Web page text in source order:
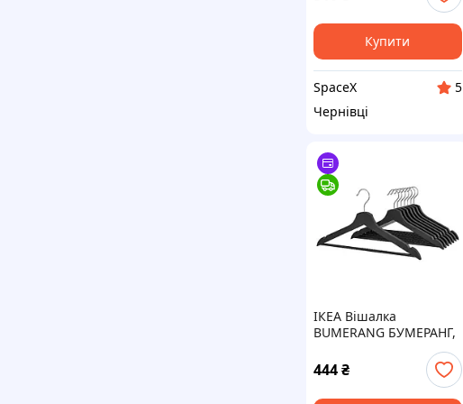
Купити
SpaceX
5
Чернівці
ІКЕА Вішалка
BUMERANG БУМЕРАНГ,
444₴